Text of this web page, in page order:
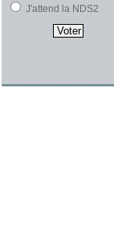
J'attend la NDS2